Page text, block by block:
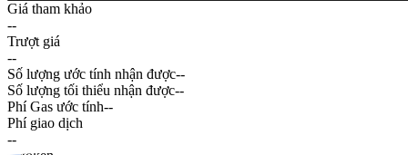
Giá tham khảo
--
Trượt giá
--
Số lượng ước tính nhận được--
Số lượng tối thiểu nhận được--
Phí Gas ước tính--
Phí giao dịch
--